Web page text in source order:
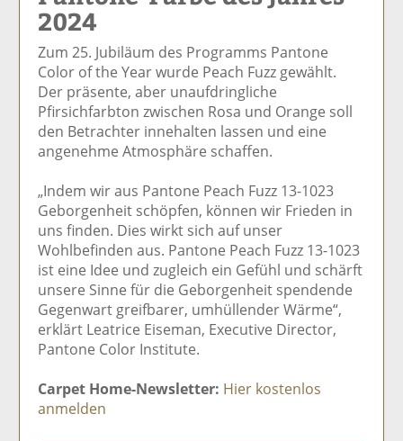
uf
F
ac
e
b
k
te
il
e
n
wi
tt
n
uf
Li
k
e
te
il
n
E
ai
se
n
e
n
n
2024
Zum 25. Jubiläum des Programms Pantone
Color of the Year wurde Peach Fuzz gewählt.
Der präsente, aber unaufdringliche
Pfirsichfarbton zwischen Rosa und Orange soll
den Betrachter innehalten lassen und eine
angenehme Atmosphäre schaffen.
„Indem wir aus Pantone Peach Fuzz 13-1023
Geborgenheit schöpfen, können wir Frieden in
uns finden. Dies wirkt sich auf unser
Wohlbefinden aus. Pantone Peach Fuzz 13-1023
ist eine Idee und zugleich ein Gefühl und schärft
unsere Sinne für die Geborgenheit spendende
Gegenwart greifbarer, umhüllender Wärme“,
erklärt Leatrice Eiseman, Executive Director,
Pantone Color Institute.
Carpet Home-Newsletter: Hier kostenlos
anmelden